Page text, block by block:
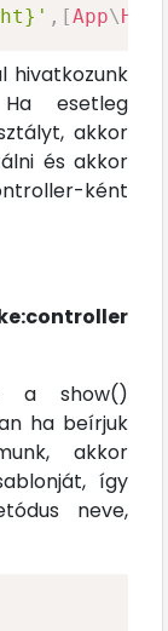
, [App\Http
hivatkozunk
esetleg
akkor
és akkor
ként
a show()
ha beírjuk
akkor
így
neve,